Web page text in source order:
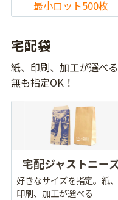
最小ロット500枚
宅配袋
紙、印刷、加工が選べ
無も指定OK！
宅配ジャストニー
好きなサイズを指定。紙、
印刷、加工が選べる